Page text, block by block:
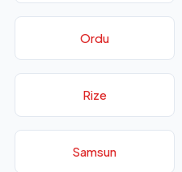
Ordu
Rize
Samsun